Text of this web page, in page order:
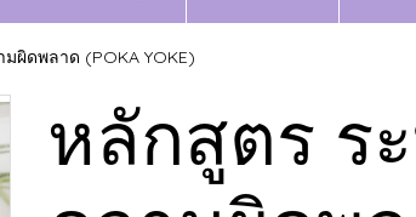
ผิดพลาด (POKA YOKE)
หลักสูตร ร